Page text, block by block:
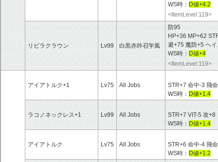
WS時： D値+4.2
<ItemLevel:119>
リビラクラウン Lv99 白黒赤吟召学風
防95
HP+36 MP+62
避+75 魔防+5 ヘ
WS時： D値+4
<ItemLevel:119>
アイアトルク+1 Lv75 All Jobs
STR+7 命中-3 飛
WS時： D値+1.4
ラコノネックレス+1 Lv99 All Jobs
STR+7 VIT-5 攻+8
WS時： D値+1.4
アイアトルク Lv75 All Jobs
STR+6 命中-4 飛
WS時： D値+1.2